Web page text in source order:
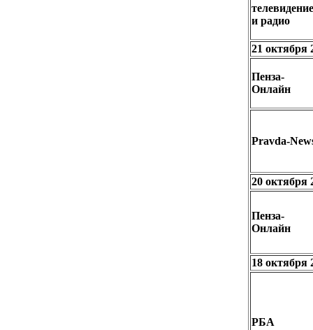
телевидение
и радио
21 октября
Пенза-
Онлайн
Pravda-
20 октября
Пенза-
Онлайн
18 октября
РБА